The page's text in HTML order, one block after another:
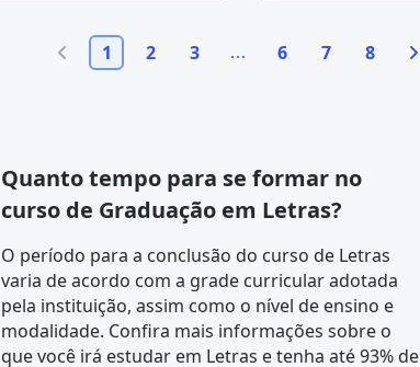
1 2 3 6 7 8
Quanto tempo para se formar no
curso de Graduação em Letras?
O período para a conclusão do curso de Letras
varia de acordo com a grade curricularadotada
pela instituição, assim como o nível de ensino e
modalidade. Confira mais informações sobre o
que você irá estudar em Letras e tenha até 93% de